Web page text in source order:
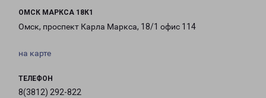
ОМСК МАРКСА 18К1
Омск, проспект Карла Маркса, 18/1 офис 114
на карте
ТЕЛЕФОН
8(3812) 292-822